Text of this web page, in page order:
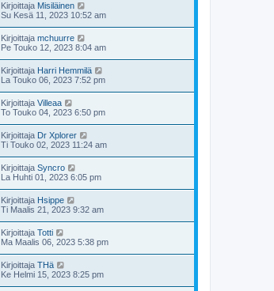
Kirjoittaja Misiläinen
Su Kesä 11, 2023 10:52 am
Kirjoittaja mchuurre
Pe Touko 12, 2023 8:04 am
Kirjoittaja Harri Hemmilä
La Touko 06, 2023 7:52 pm
Kirjoittaja Villeaa
To Touko 04, 2023 6:50 pm
Kirjoittaja Dr Xplorer
Ti Touko 02, 2023 11:24 am
Kirjoittaja Syncro
La Huhti 01, 2023 6:05 pm
Kirjoittaja Hsippe
Ti Maalis 21, 2023 9:32 am
Kirjoittaja Totti
Ma Maalis 06, 2023 5:38 pm
Kirjoittaja THä
Ke Helmi 15, 2023 8:25 pm